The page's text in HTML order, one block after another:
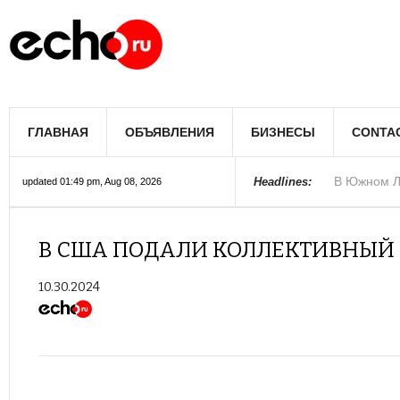
ГЛАВНАЯ ОБЪЯВЛЕНИЯ БИЗНЕСЫ
updated 01:49 pm, Aug 08, 2026 Headlines:
В Лос-
В Южном
Купить
Полиция
Цены на
Раскрыты
Джеймс
Сенат США
Королеву
При
В США ПОДАЛИ КОЛЛЕКТИВНЫЙ
10.30.2024